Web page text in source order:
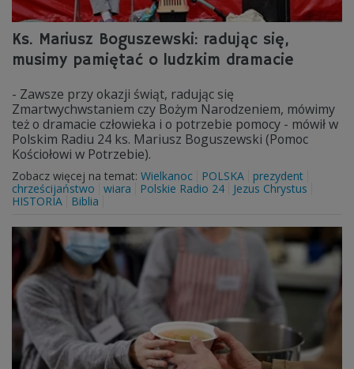
Ks. Mariusz Boguszewski: radując się,
musimy pamiętać o ludzkim dramacie
- Zawsze przy okazji świąt, radując się
Zmartwychwstaniem czy Bożym Narodzeniem, mówimy
też o dramacie człowieka i o potrzebie pomocy - mówił w
Polskim Radiu 24 ks. Mariusz Boguszewski (Pomoc
Kościołowi w Potrzebie).
Zobacz więcej na temat: Wielkanoc POLSKA
prezydent
chrześcijaństwo
wiara Polskie Radio 24
Jezus Chrystus
HISTORIA
Biblia